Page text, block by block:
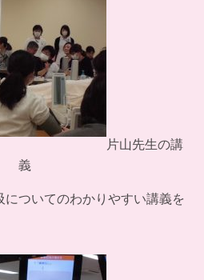
片山先生の講
義
についてのわかりやすい講義を